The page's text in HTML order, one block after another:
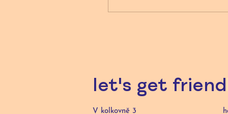
let's get
V kolkovně 3